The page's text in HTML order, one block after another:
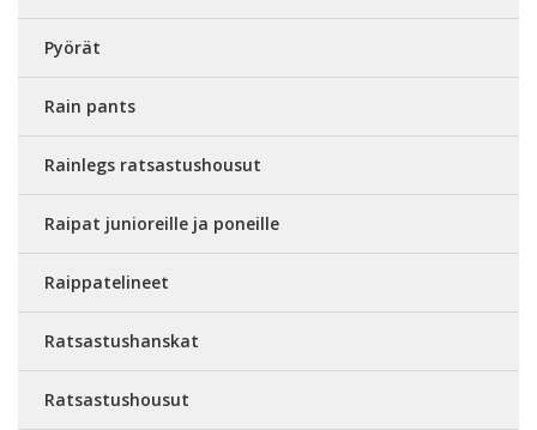
Pyörät
Rain pants
Rainlegs ratsastushousut
Raipat junioreille ja poneille
Raippatelineet
Ratsastushanskat
Ratsastushousut